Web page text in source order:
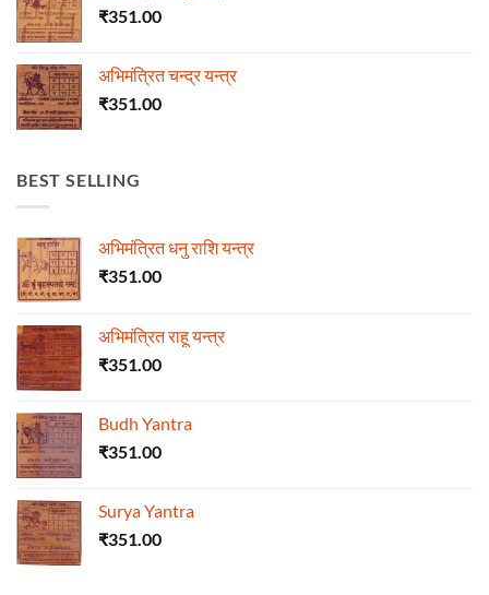
₹351.00
अभिमंत्रित चन्द्र यन्त्र
₹351.00
BEST SELLING
अभिमंत्रित धनु राशि यन्त्र
₹351.00
अभिमंत्रित राहू यन्त्र
₹351.00
Budh Yantra
₹351.00
Surya Yantra
₹351.00